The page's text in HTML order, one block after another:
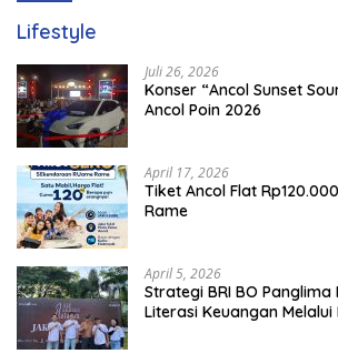
Lifestyle
Juli 26, 2026
Konser “Ancol Sunset
Ancol Poin 2026
April 17, 2026
Tiket Ancol Flat
Rame
April 5, 2026
​Strategi BRI BO
Literasi Keuangan